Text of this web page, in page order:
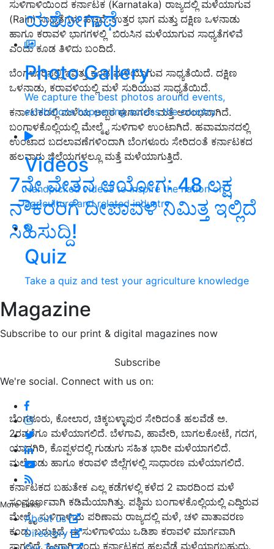
ಯಶೋಗಾಥೆ
Photo Gallery
We capture the best photos around events,
exhibitions happening across the country
Videos
Handpicked videos to inspire the nation on
agriculture and related industry
Quiz
Take a quiz and test your agriculture knowledge
Magazine
Subscribe to our print & digital magazines now
Subscribe
We're social. Connect with us on:
More Links
About us
Directory
ಸುಳಿಗಾಳಿಯಿಂದ ಕರ್ನಾಟಕ (Karnataka) ರಾಜ್ಯದಲ್ಲಿ ಮಳೆಯಾಗುವ
(Rain) ಸಾಧ್ಯತೆಗಳು ಹೆಚ್ಚಿವೆ. ಉತ್ತರ ಭಾಗ ಮತ್ತು ದಕ್ಷಿಣ ಒಳನಾಡು
ಹಾಗೂ ಕರಾವಳಿ ಭಾಗಗಳಲ್ಲಿ ಬಿರುಸಿನ ಮಳೆಯಾಗುವ ಸಾಧ್ಯತೆಗಳಿವೆ
ಎಂದು ಕೂಡ ತಿಳಿದು ಬಂದಿದೆ.
ಬೆಂಗಳೂರಿನಲ್ಲಿ ಇವತ್ತು ಕೂಡ ಮಳೆಯಾಗುವ ಸಾಧ್ಯತೆಯಿದೆ. ದಕ್ಷಿಣ
ಒಳನಾಡು, ಕರಾವಳಿಯಲ್ಲಿ ಮಳೆ ಸುರಿಯುವ ಸಾಧ್ಯತೆಯಿದೆ.
ಕರ್ನಾಟಕದಲ್ಲಿ ಮಳೆಯ ಅಬ್ಬರ ಈಗಾಗಲೇ ಮತ್ತೆ ಆರಂಭವಾಗಿದೆ.
ಬಂಗಾಳಕೊಲ್ಲಿಯಲ್ಲಿ ಮೇಲ್ಮೈ ಸುಳಿಗಾಳಿ ಉಂಟಾಗಿದೆ. ಹವಾಮಾನದಲ್ಲಿ
ಉಂಟಾದ ಬದಲಾವಣೆಗಳಿಂದಾಗಿ ಬೆಂಗಳೂರು ಸೇರಿದಂತೆ ಕರ್ನಾಟಕದ
ಹಲವಾರು ಜಿಲ್ಲೆಯಗಳಲ್ಲೂ ಮತ್ತೆ ಮಳೆಯಾಗುತ್ತಿದೆ.
7ನೇ ವೇತನ ಆಯೋಗ: 48 ಲಕ್ಷ
ನೌಕರರಿಗೆ ದೀಪಾವಳಿ ನಿಮಿತ್ತ ಇಲ್ಲಿದೆ
ಸಿಹಿಸುದ್ದಿ!
ಬೆಂಗಳೂರು, ಕೋಲಾರ, ಚಿಕ್ಕಬಳ್ಳಾಪುರ ಸೇರಿದಂತೆ ಹಲವೆಡೆ ಅ.
2ರವರೆಗೂ ಮಳೆಯಾಗಲಿದೆ. ಬೆಳಗಾವಿ, ಹಾವೇರಿ, ಬಾಗಲಕೋಟೆ, ಗದಗ,
ಯಾದಗಿರಿ, ಕೊಪ್ಪಳದಲ್ಲಿ ಗುಡುಗು ಸಹಿತ ಭಾರೀ ಮಳೆಯಾಗಲಿದೆ.
ಮಲೆನಾಡು ಹಾಗೂ ಕರಾವಳಿ ಜಿಲ್ಲೆಗಳಲ್ಲಿ ಸಾಧಾರಣ ಮಳೆಯಾಗಲಿದೆ.
ಕರ್ನಾಟಕದ ಬಹುತೇಕ ಎಲ್ಲ ಕಡೆಗಳಲ್ಲಿ ಕಳೆದ 2 ವಾರದಿಂದ ಮಳೆ
ಸಂಪೂರ್ಣವಾಗಿ ಕಡಿಮೆಯಾಗಿತ್ತು. ಪಶ್ಚಿಮ ಬಂಗಾಳಕೊಲ್ಲಿಯಲ್ಲಿ ಎದ್ದಿರುವ
ಮೇಲ್ಮೈ ಸುಳಿಗಾಳಿಯ ಪರಿಣಾಮ ರಾಜ್ಯದಲ್ಲಿ ಮಳೆ, ಚಳಿ ವಾತಾವರಣ
ಕಂಡು ಬರುತ್ತಿದೆ. ಈ ಸುಳಿಗಾಳಿಯು ಒಡಿಶಾ ಕರಾವಳಿ ಮಾರ್ಗವಾಗಿ
ಸಾಗಲಿದೆ. ಹೀಗಾಗಿ ಇಂದು ಕರ್ನಾಟಕದ ಹಲವೆಡೆ ಮಳೆಯಾಗಬಹುದು.